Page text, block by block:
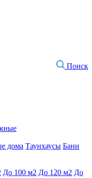
Поиск
дома Таунхаусы Бани
До 100 м2 До 120 м2 До